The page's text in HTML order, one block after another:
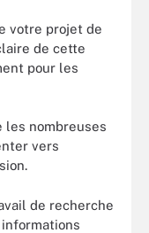
votre projet de
de cette
pour les
les nombreuses
vers
de recherche